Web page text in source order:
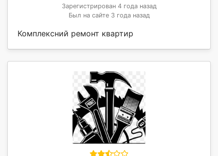
Зарегистрирован 4 года назад
Был на сайте 3 года назад
Комплексний ремонт квартир